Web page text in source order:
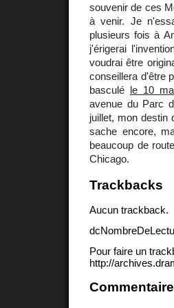
souvenir de ces
à venir. Je
plusieurs fois à
j'érigerai
voudrai être
conseillera d'être
basculé le 10
avenue du Parc
juillet, mon destin
sache encore,
beaucoup de
Chicago.
Trackbacks
Aucun trackback.
Pour faire un
http://